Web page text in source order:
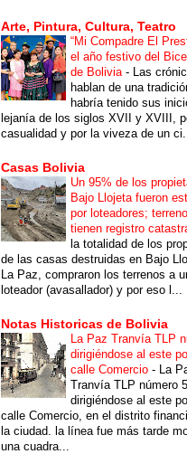
Arte, Pintura, Cultura, Teatro
“Mi Compadre El
el año festivo del
de Bolivia - Las
hablan de una
habría tenido sus
lejanía de los siglos XVII y XVIII,
casualidad y por la viveza de un
Casas Bolivia
Un 95% de los
Bajo Llojeta fueron
por loteadores;
tienen registro
la totalidad de los
de las casas destruidas en Bajo
La Paz, compraron los terrenos a
loteador (avasallador) y por eso l...
Notas Historicas de Bolivia
La Paz Tranvía TLP
dirigiéndose al este
calle Comercio - La
Tranvía TLP número 5
dirigiéndose al este
calle Comercio, en el distrito
la ciudad. la línea fue más tarde
una cuadra...